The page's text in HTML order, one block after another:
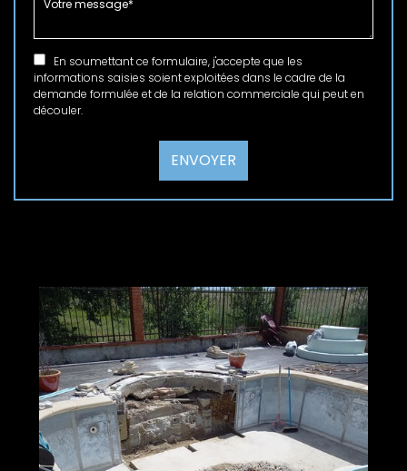
En soumettant ce formulaire, j'accepte que les
informations saisies soient exploitées dans le cadre de la
demande formulée et de la relation commerciale qui peut en
découler.